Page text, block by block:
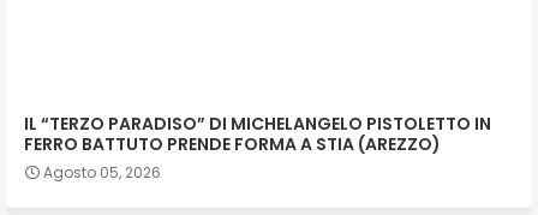
IL “TERZO PARADISO” DI MICHELANGELO PISTOLETTO IN
FERRO BATTUTO PRENDE FORMA A STIA (AREZZO)
Agosto 05, 2026